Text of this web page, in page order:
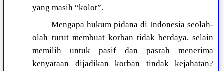
yang masih “kolot”.
Mengapa hukum pidana di Indonesia seolah-
olah turut membuat korban tidak berdaya, selain
memilih untuk pasif dan pasrah menerima
kenyataan dijadikan korban tindak kejahatan?